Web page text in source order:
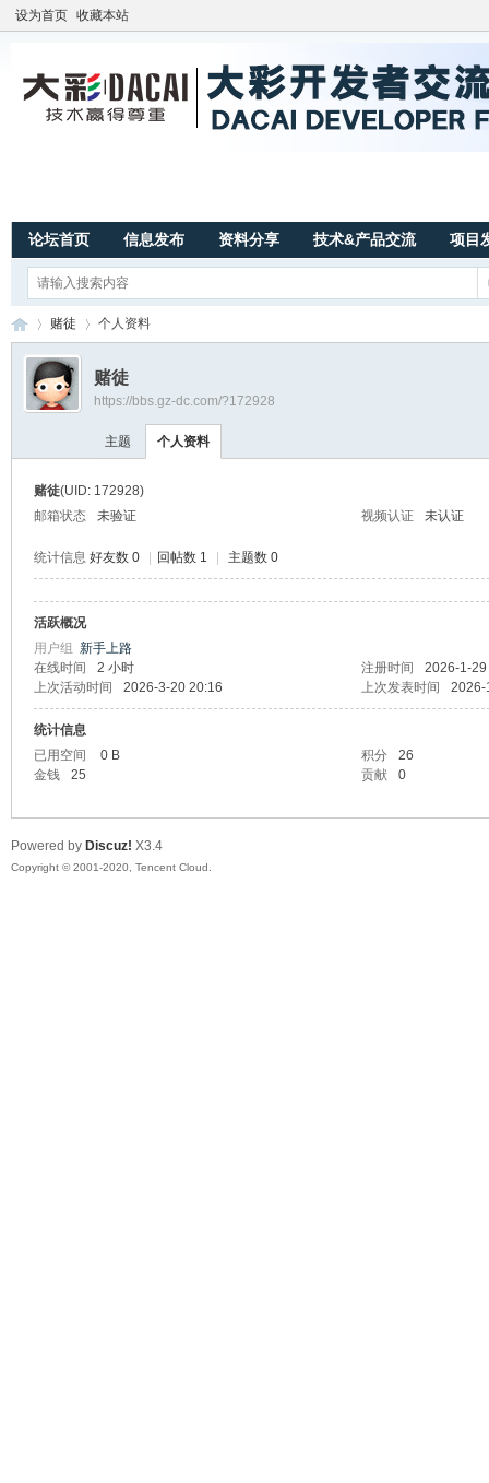
设为首页 收藏本站
论坛首页 信息发布 资料分享 技术&产品交流 项目
大
›
赌徒
›
个人资料
赌徒
https://bbs.gz-dc.com/?172928
主题 个人资料
赌徒(UID: 172928)
邮箱状态
未验证 视频认证 未认证
统计信息 好友数 0 回帖数 1 主题数 0
活跃概况
用户组 新手上路
在线时间
2 小时 注册时间
2026-1-
上次活动时间
2026-3-20 20:16 上次发表时间 2026-
统计信息
已用空间
0 B 积分
26
金钱
25 贡献 0
Powered by Discuz! X3.4
Copyright © 2001-2020, Tencent Cloud.